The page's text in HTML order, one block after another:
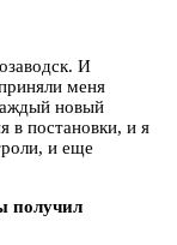
И
меня
новый
в постановки, и я
и еще
получил